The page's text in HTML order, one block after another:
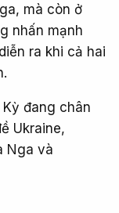
mà còn ở
nhấn mạnh
ra khi cả hai
đang chân
Ukraine,
Nga và